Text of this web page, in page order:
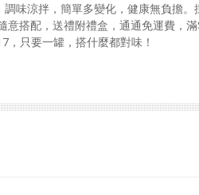
味涼拌，簡單多變化，健康無負擔
意搭配，送禮附禮盒，通通免運費，
只要一罐，搭什麼都對味！